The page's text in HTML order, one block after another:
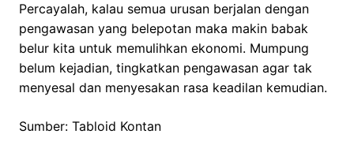
Percayalah, kalau semua urusan berjalan dengan
pengawasan yang belepotan maka makin babak
belur kita untuk memulihkan ekonomi. Mumpung
belum kejadian, tingkatkan pengawasan agar tak
menyesal dan menyesakan rasa keadilan kemudian.
Sumber: Tabloid Kontan